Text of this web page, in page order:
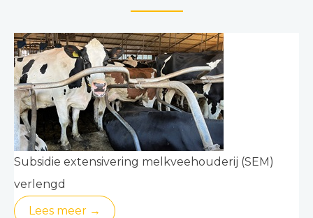
Subsidie extensivering melkveehouderij (SEM)
verlengd
Lees meer →